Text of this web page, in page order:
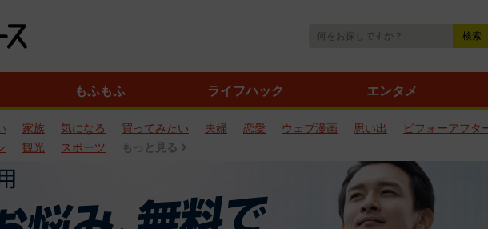
もふもふ ライフハック エンタメ
家族 気になる 買ってみたい 夫婦 恋愛 ウェブ漫画 思い出 ビフォーアフタ
観光 スポーツ もっと見る